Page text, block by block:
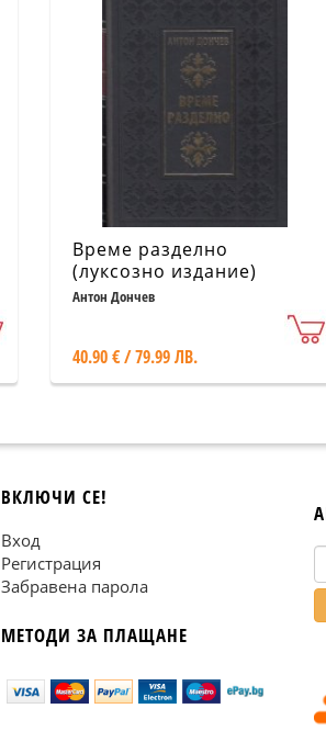
Време разделно
(луксозно издание)
Антон Дончев
40.90 € / 79.99 ЛВ.
ВКЛЮЧИ СЕ!
Вход
Регистрация
Забравена парола
МЕТОДИ ЗА ПЛАЩАНЕ